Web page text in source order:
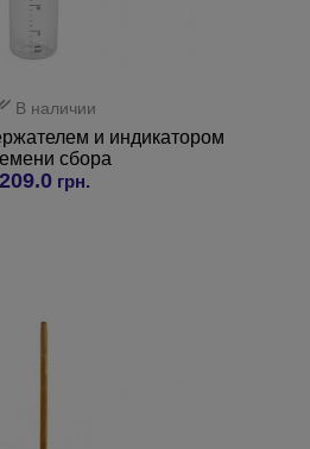
В наличии
и индикатором
сбора
209.0грн.